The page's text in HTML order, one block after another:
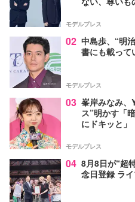
モデルプレス
02 中島歩、“明
書にも載って
モデルプレス
03 峯岸みなみ、
ス”明かす「
にドキッと」
モデルプレス
04 8月8日が“超
念日登録 ラ